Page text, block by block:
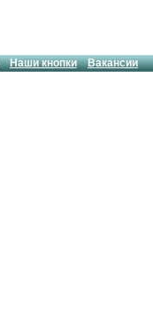
Наши кнопки Вакансии